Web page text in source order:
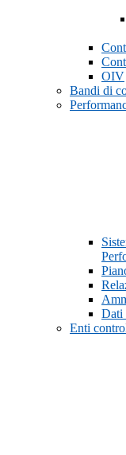
OIV
Bandi di
Dati
Enti